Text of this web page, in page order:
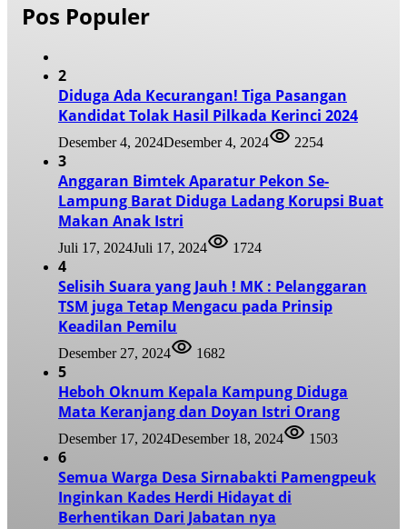
Pos Populer
2
Diduga Ada Kecurangan! Tiga Pasangan
Kandidat Tolak Hasil Pilkada Kerinci 2024
Desember 4, 2024Desember 4, 2024 2254
3
Anggaran Bimtek Aparatur Pekon Se-
Lampung Barat Diduga Ladang Korupsi Buat
Makan Anak Istri
Juli 17, 2024Juli 17, 2024 1724
4
Selisih Suara yang Jauh ! MK : Pelanggaran
TSM juga Tetap Mengacu pada Prinsip
Keadilan Pemilu
Desember 27, 2024 1682
5
Heboh Oknum Kepala Kampung Diduga
Mata Keranjang dan Doyan Istri Orang
Desember 17, 2024Desember 18, 2024 1503
6
Semua Warga Desa Sirnabakti Pamengpeuk
Inginkan Kades Herdi Hidayat di
Berhentikan Dari Jabatan nya